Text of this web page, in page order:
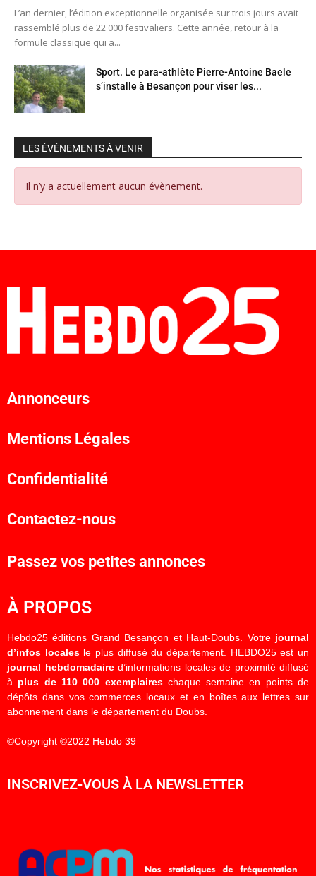
L’an dernier, l’édition exceptionnelle organisée sur trois jours avait
rassemblé plus de 22 000 festivaliers. Cette année, retour à la
formule classique qui a...
Sport. Le para-athlète Pierre-Antoine Baele
s’installe à Besançon pour viser les...
LES ÉVÉNEMENTS À VENIR
Il n’y a actuellement aucun évènement.
Annonceurs
Mentions Légales
Confidentialité
Contactez-nous
Passez vos petites annonces
À PROPOS
Hebdo25 éditions Grand Besançon et Haut-Doubs. Votre journal
d’infos localesle plus diffusé du département. HEBDO25 est un
journal hebdomadaired’informations locales de proximité diffusé
à plus de 110 000 exemplaireschaque semaine en points de
dépôts dans vos commerces locaux et en boîtes aux lettres sur
abonnement dans le département du Doubs.
©Copyright ©2022 Hebdo 39
INSCRIVEZ-VOUS À LA NEWSLETTER